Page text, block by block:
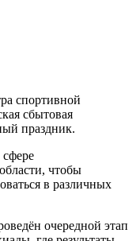
спортивной
сбытовая
праздник.
чтобы
в различных
очередной этап